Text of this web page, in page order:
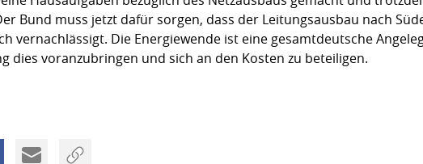
Bund muss jetzt dafür sorgen, dass der Leitungsausbau nach
vernachlässigt. Die Energiewende ist eine gesamtdeutsche
dies voranzubringen und sich an den Kosten zu beteiligen.